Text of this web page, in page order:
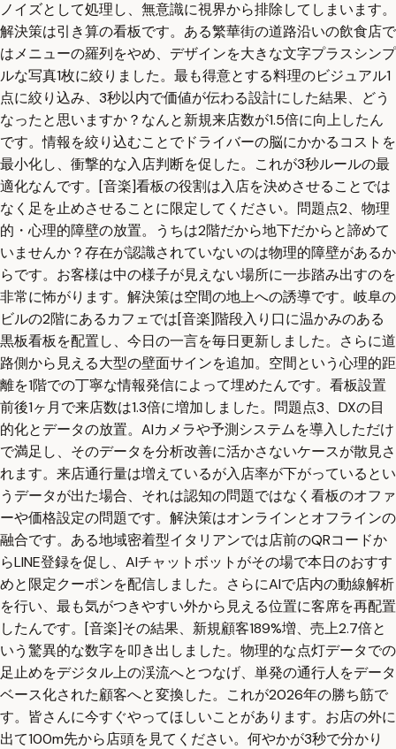
ノイズとして処理し、無意識に視界から排除してしまいます。
解決策は引き算の看板です。ある繁華街の道路沿いの飲食店で
はメニューの羅列をやめ、デザインを大きな文字プラスシンプ
ルな写真1枚に絞りました。最も得意とする料理のビジュアル1
点に絞り込み、3秒以内で価値が伝わる設計にした結果、どう
なったと思いますか？なんと新規来店数が1.5倍に向上したん
です。情報を絞り込むことでドライバーの脳にかかるコストを
最小化し、衝撃的な入店判断を促した。これが3秒ルールの最
適化なんです。[音楽]看板の役割は入店を決めさせることでは
なく足を止めさせることに限定してください。問題点2、物理
的・心理的障壁の放置。うちは2階だから地下だからと諦めて
いませんか？存在が認識されていないのは物理的障壁があるか
らです。お客様は中の様子が見えない場所に一歩踏み出すのを
非常に怖がります。解決策は空間の地上への誘導です。岐阜の
ビルの2階にあるカフェでは[音楽]階段入り口に温かみのある
黒板看板を配置し、今日の一言を毎日更新しました。さらに道
路側から見える大型の壁面サインを追加。空間という心理的距
離を1階での丁寧な情報発信によって埋めたんです。看板設置
前後1ヶ月で来店数は1.3倍に増加しました。問題点3、DXの目
的化とデータの放置。AIカメラや予測システムを導入しただけ
で満足し、そのデータを分析改善に活かさないケースが散見さ
れます。来店通行量は増えているが入店率が下がっているとい
うデータが出た場合、それは認知の問題ではなく看板のオファ
ーや価格設定の問題です。解決策はオンラインとオフラインの
融合です。ある地域密着型イタリアンでは店前のQRコードか
らLINE登録を促し、AIチャットボットがその場で本日のおすす
めと限定クーポンを配信しました。さらにAIで店内の動線解析
を行い、最も気がつきやすい外から見える位置に客席を再配置
したんです。[音楽]その結果、新規顧客189%増、売上2.7倍と
いう驚異的な数字を叩き出しました。物理的な点灯データでの
足止めをデジタル上の渓流へとつなげ、単発の通行人をデータ
ベース化された顧客へと変換した。これが2026年の勝ち筋で
す。皆さんに今すぐやってほしいことがあります。お店の外に
出て100m先から店頭を見てください。何やかが3秒で分かり